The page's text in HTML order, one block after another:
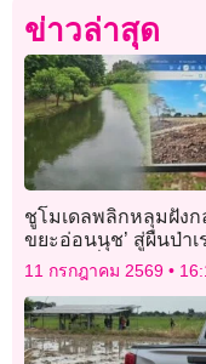
ข่าวล่าสุด
ชูโมเดลพลิกหลุมฝังก
ขยะอ่อนนุช’ สู่ผืนป่าเ
ปัญหากลิ่น
11 กรกฎาคม 2569